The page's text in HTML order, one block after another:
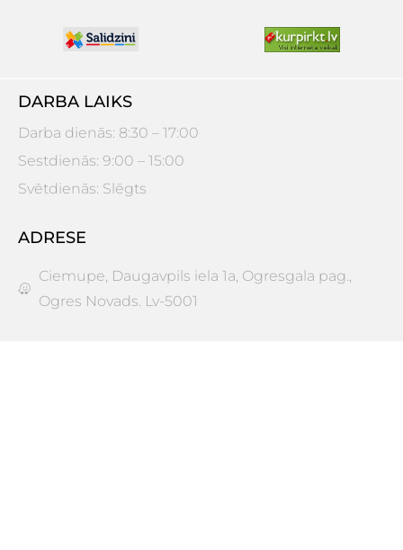
DARBA LAIKS
Darba dienās: 8:30 – 17:00
Sestdienās: 9:00 – 15:00
Svētdienās: Slēgts
ADRESE
Ciemupe, Daugavpils iela 1a, Ogresgala pag.,
Ogres Novads. Lv-5001